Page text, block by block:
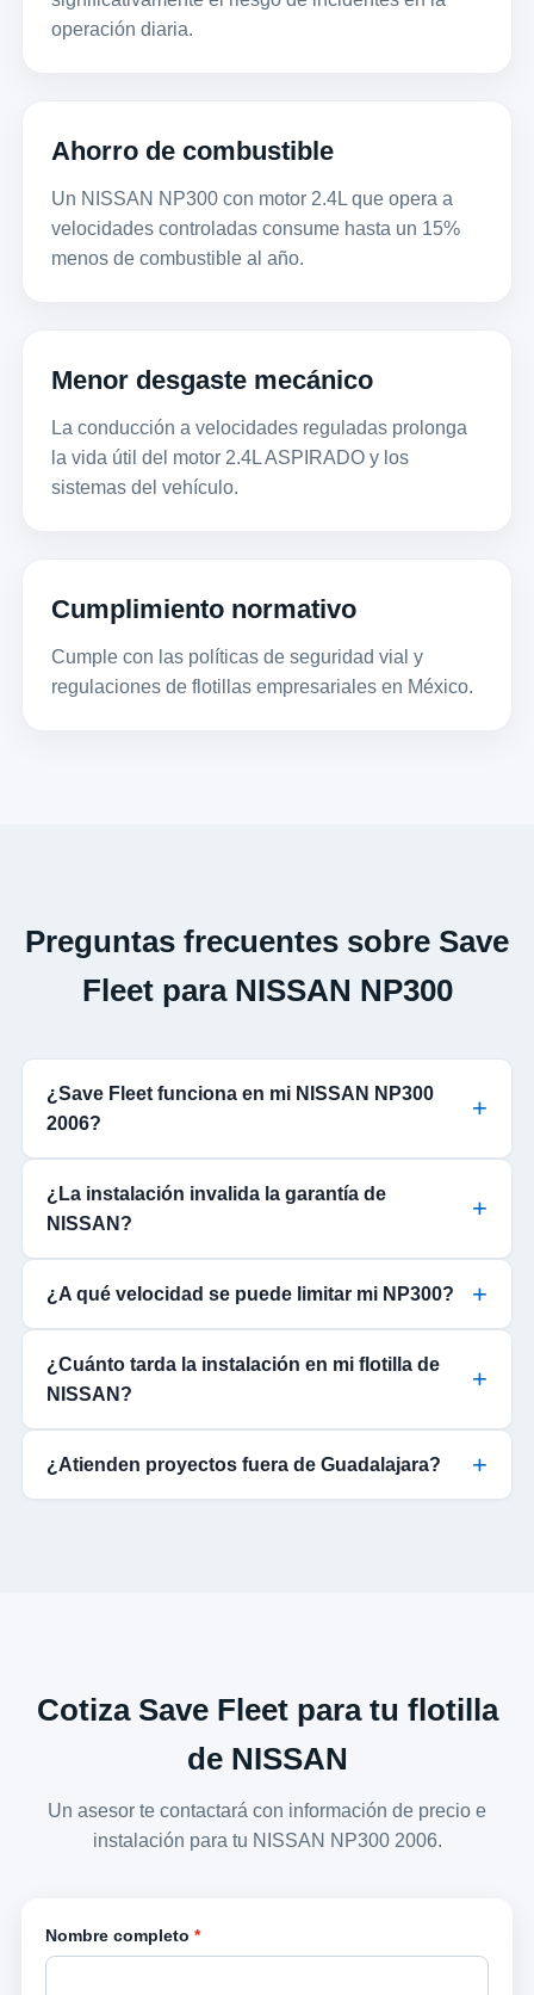
operación diaria.
Ahorro de combustible
Un NISSAN NP300 con motor 2.4L que opera a
velocidades controladas consume hasta un 15%
menos de combustible al año.
Menor desgaste mecánico
La conducción a velocidades reguladas prolonga
la vida útil del motor 2.4L ASPIRADO y los
sistemas del vehículo.
Cumplimiento normativo
Cumple con las políticas de seguridad vial y
regulaciones de flotillas empresariales en México.
Preguntas frecuentes sobre Save
Fleet para NISSAN NP300
¿Save Fleet funciona en mi NISSAN NP300
2006?
¿La instalación invalida la garantía de
NISSAN?
¿A qué velocidad se puede limitar mi NP300?
¿Cuánto tarda la instalación en mi flotilla de
NISSAN?
¿Atienden proyectos fuera de Guadalajara?
Cotiza Save Fleet para tu flotilla
de NISSAN
Un asesor te contactará con información de precio e
instalación para tu NISSAN NP300 2006.
Nombre completo *